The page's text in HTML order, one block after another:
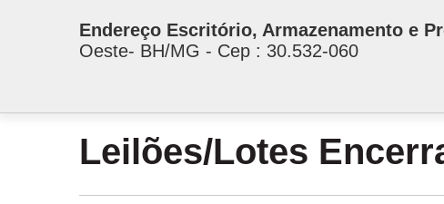
Endereço Escritório, Armazenamento e
Oeste- BH/MG - Cep : 30.532-060
Leilões/Lotes